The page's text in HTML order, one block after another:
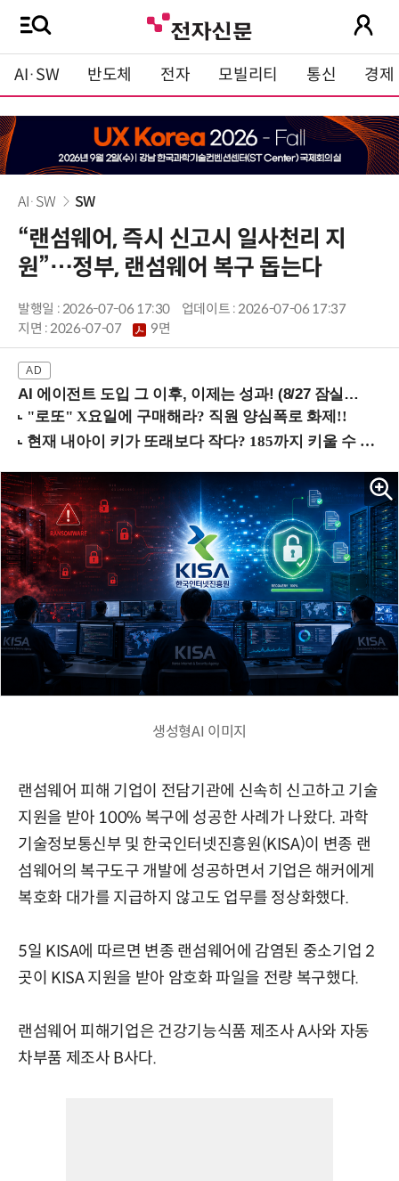
AI·SW 반도체 전자 모빌리티 통신 경제
AI·SW SW
“랜섬웨어, 즉시 신고시 일사천리 지
원”…정부, 랜섬웨어 복구 돕는다
발행일 : 2026-07-06 17:30
업데이트 : 2026-07-06 17:37
지면 :2026-07-07 9면
AI 에이전트 도입 그 이후, 이제는 성과! (8/27 잠실역)
생성형AI 이미지
랜섬웨어 피해 기업이 전담기관에 신속히 신고하고 기술
지원을 받아 100% 복구에 성공한 사례가 나왔다. 과학
기술정보통신부 및 한국인터넷진흥원(KISA)이 변종 랜
섬웨어의 복구도구 개발에 성공하면서 기업은 해커에게
복호화 대가를 지급하지 않고도 업무를 정상화했다.
5일 KISA에 따르면 변종 랜섬웨어에 감염된 중소기업 2
곳이 KISA 지원을 받아 암호화 파일을 전량 복구했다.
랜섬웨어 피해기업은 건강기능식품 제조사 A사와 자동
차부품 제조사 B사다.